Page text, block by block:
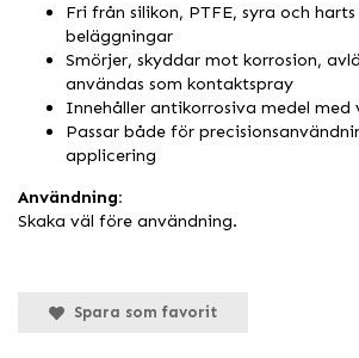
Fri från silikon, PTFE, syra och
beläggningar
Smörjer, skyddar mot korrosion,
användas som kontaktspray
Innehåller antikorrosiva medel
Passar både för
applicering
Användning:
Skaka väl före användning.
Spara som favorit